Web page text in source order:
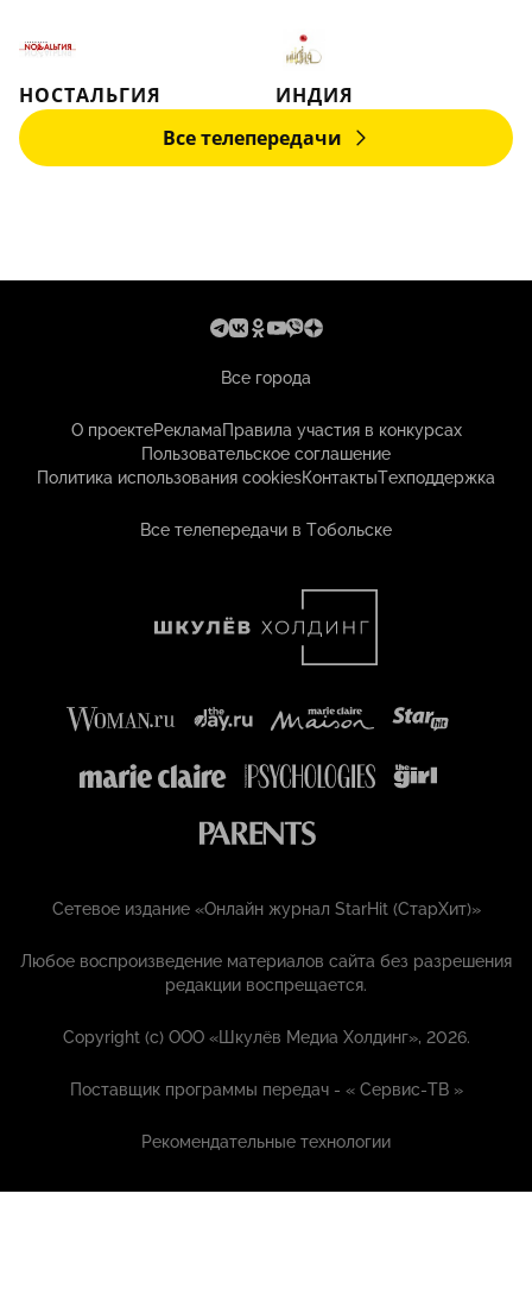
НОСТАЛЬГИЯ
ИНДИЯ
Все телепередачи
Все города
О проектеРекламаПравила участия в конкурсах
Пользовательское соглашение
Политика использования cookiesКонтактыТехподдержка
Все телепередачи в Тобольске
Сетевое издание «Онлайн журнал StarHit (СтарХит)»
Любое воспроизведение материалов сайта без разрешения
редакции воспрещается.
Copyright (с) ООО «Шкулёв Медиа Холдинг», 2026.
Поставщик программы передач - «Сервис-ТВ »
Рекомендательные технологии